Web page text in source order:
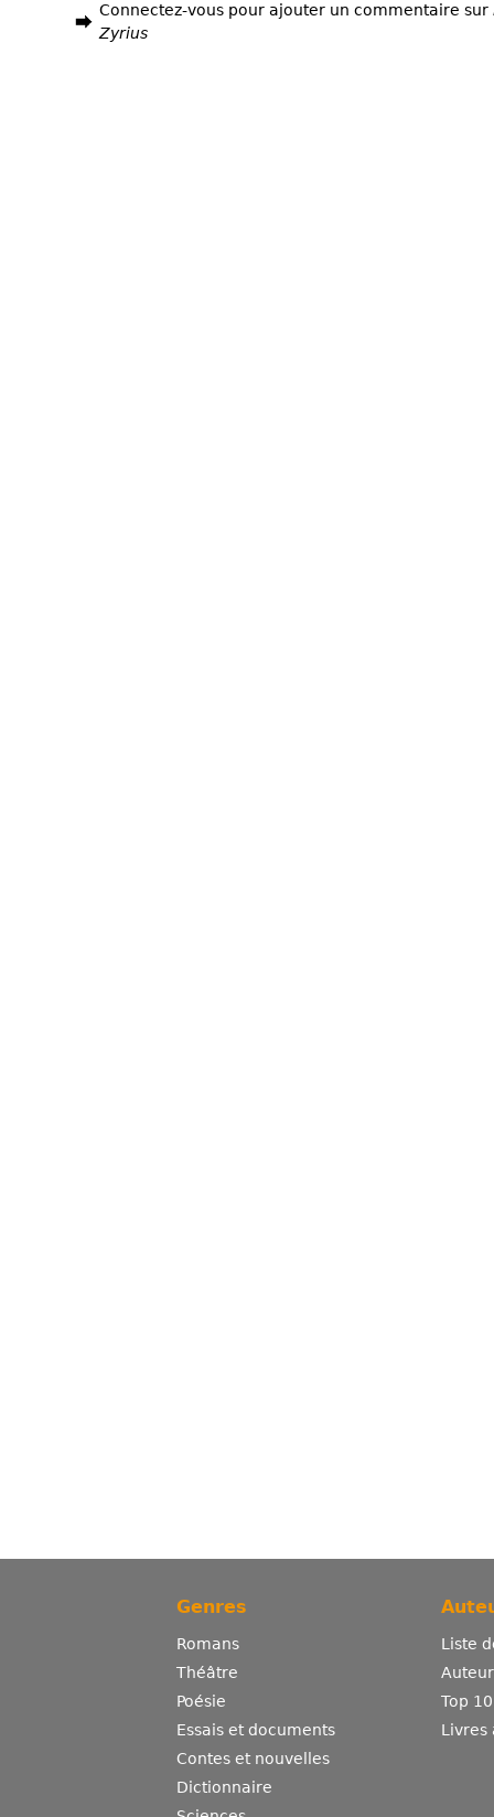
Connectez-vous pour ajouter un commentaire sur
Zyrius
Genres
Romans
Théâtre
Poésie
Essais et documents
Contes et nouvelles
Dictionnaire
Liste
Top
Livres